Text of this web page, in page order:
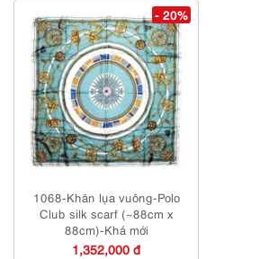
- 20%
1068-Khăn lụa vuông-Polo
Club silk scarf (~88cm x
88cm)-Khá mới
1,352,000 đ